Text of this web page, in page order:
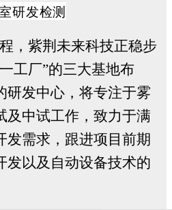
研发检测
，紫荆未来科技正稳步
工厂”的三大基地布
研发中心，将专注于雾
及中试工作，致力于满
发需求，跟进项目前期
发以及自动设备技术的